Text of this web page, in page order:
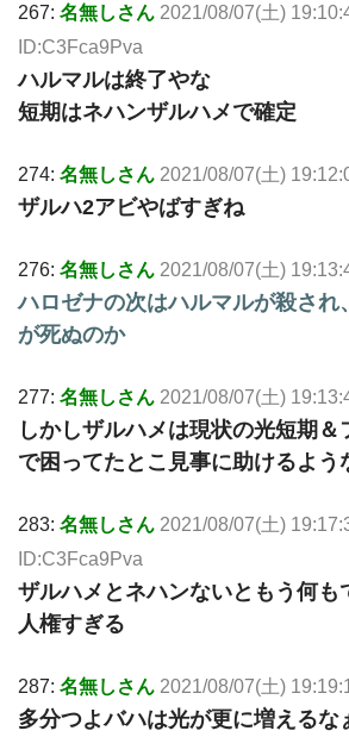
267: 名無しさん 2021/08/07(土)
ID:C3Fca9Pva
ハルマルは終了やな
短期はネハンザルハメで確定
274: 名無しさん 2021/08/07(土)
ザルハ2アビやばすぎね
276: 名無しさん 2021/08/07(土)
ハロゼナの次はハルマルが殺され
が死ぬのか
277: 名無しさん 2021/08/07(土)
しかしザルハメは現状の光短期＆
で困ってたとこ見事に助けるよう
283: 名無しさん 2021/08/07(土)
ID:C3Fca9Pva
ザルハメとネハンないともう何も
人権すぎる
287: 名無しさん 2021/08/07(土)
多分つよバハは光が更に増えるな